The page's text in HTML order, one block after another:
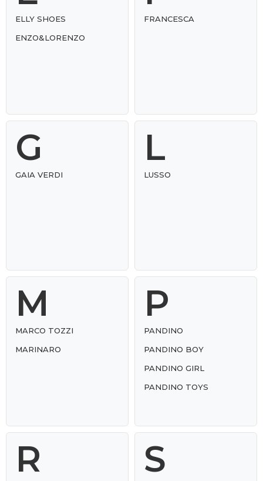
ELLY SHOES
ENZO&LORENZO
FRANCESCA
G
GAIA VERDI
L
LUSSO
M
MARCO TOZZI
MARINARO
P
PANDINO
PANDINO BOY
PANDINO GIRL
PANDINO TOYS
R S